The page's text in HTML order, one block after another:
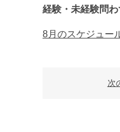
経験・未経験問
8月のスケジュー
次